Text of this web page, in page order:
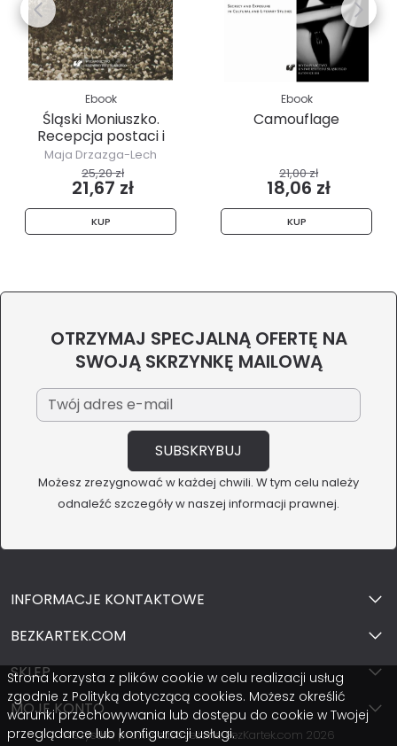
Ebook
Śląski Moniuszko.
Recepcja postaci i
twórczości...
Maja Drzazga-Lech
25,20 zł
21,67 zł
KUP
Ebook
Camouflage
21,00 zł
18,06 zł
KUP
OTRZYMAJ SPECJALNĄ OFERTĘ NA
SWOJĄ SKRZYNKĘ MAILOWĄ
Możesz zrezygnować w każdej chwili. W tym celu należy
odnaleźć szczegóły w naszej informacji prawnej.
INFORMACJE KONTAKTOWE
BEZKARTEK.COM
SKLEP
MOJE KONTO
Wszystkie prawa zastrzeżone BezKartek.com 2026
Strona korzysta z plików cookie w celu realizacji usług
zgodnie z Polityką dotyczącą cookies. Możesz określić
warunki przechowywania lub dostępu do cookie w Twojej
przeglądarce lub konfiguracji usługi.